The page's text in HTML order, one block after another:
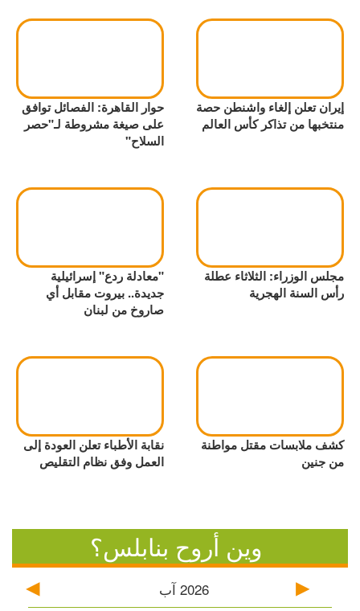
إيران تعلن إلغاء واشنطن حصة
منتخبها من تذاكر كأس العالم
حوار القاهرة: الفصائل توافق
على صيغة مشروطة لـ"حصر
السلاح"
مجلس الوزراء: الثلاثاء عطلة
رأس السنة الهجرية
"معادلة ردع" إسرائيلية
جديدة.. بيروت مقابل أي
صاروخ من لبنان
كشف ملابسات مقتل مواطنة
من جنين
نقابة الأطباء تعلن العودة إلى
العمل وفق نظام التقليص
وين أروح بنابلس؟
2026 آب